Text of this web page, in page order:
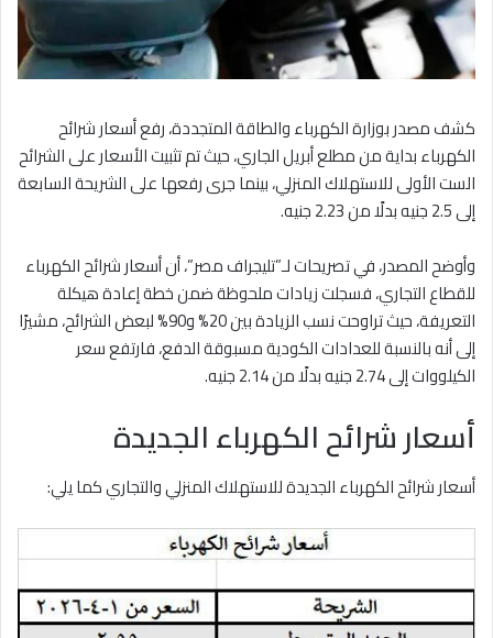
كشف مصدر بوزارة الكهرباء والطاقة المتجددة، رفع أسعار شرائح
الكهرباء بداية من مطلع أبريل الجاري، حيث تم تثبيت الأسعار على الشرائح
الست الأولى للاستهلاك المنزلي، بينما جرى رفعها على الشريحة السابعة
إلى 2.5 جنيه بدلًا من 2.23 جنيه.
وأوضح المصدر، في تصريحات لـ”تليجراف مصر”، أن أسعار شرائح الكهرباء
للقطاع التجاري، فسجلت زيادات ملحوظة ضمن خطة إعادة هيكلة
التعريفة، حيث تراوحت نسب الزيادة بين 20% و90% لبعض الشرائح، مشيرًا
إلى أنه بالنسبة للعدادات الكودية مسبوقة الدفع، فارتفع سعر
الكيلووات إلى 2.74 جنيه بدلًا من 2.14 جنيه.
أسعار شرائح الكهرباء الجديدة
أسعار شرائح الكهرباء الجديدة للاستهلاك المنزلي والتجاري كما يلي: